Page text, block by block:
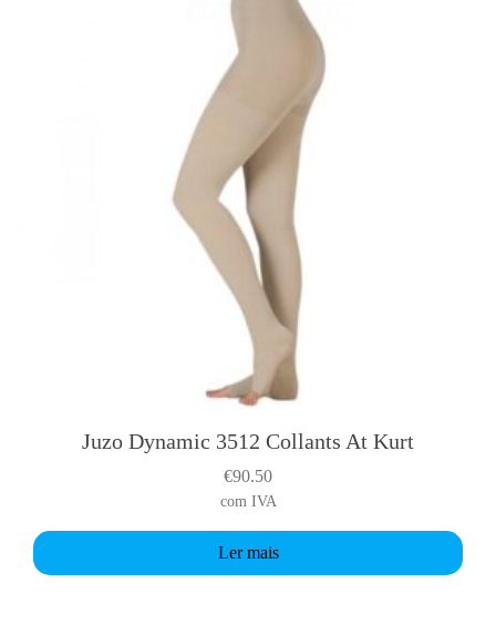
Juzo Dynamic 3512 Collants At Kurt
€90.50
com IVA
Ler mais